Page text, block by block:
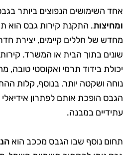
השימושים הנפוצים ביותר
. התקנת קירות גבס הוא
של חללים קיימים, יצירת
בתוך הבית או המשרד. קירות
בידוד תרמי ואקוסטי טובה,
ושקטה יותר. בנוסף, קלות
הופכת אותם לפתרון אידיאלי
במבנה.
נוסף שבו הגבס מככב הוא